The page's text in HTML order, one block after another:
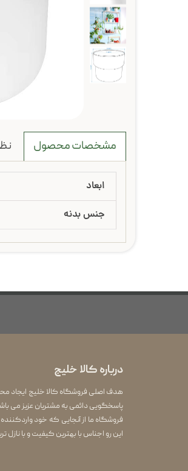
مشخصات محصول
ابعاد
جنس بدنه
درباره کالا خلیج
هدف اصلی فروشگاه کالا خلیج ایجاد
پاسخگویی دائمی به مشتریان عزیز می
این رو اجناس با بهترین کیفیت و با